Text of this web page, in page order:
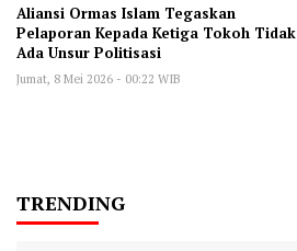
Aliansi Ormas Islam Tegaskan
Pelaporan Kepada Ketiga Tokoh Tidak
Ada Unsur Politisasi
Jumat, 8 Mei 2026 - 00:22 WIB
TRENDING